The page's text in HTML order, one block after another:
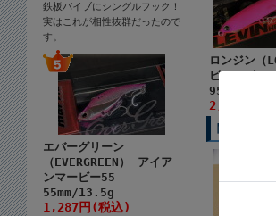
鉄板バイブにシングルフック！
実はこれが相性抜群だったので
す。
エバーグリーン
（EVERGREEN） アイア
ンマービー55
55mm/13.5g
1,287円(税込)
ロンジン（
ビンヘビー
95mm/28g
2,002円(税
関連商品